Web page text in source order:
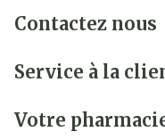
Contactez nous
Service à la
Votre